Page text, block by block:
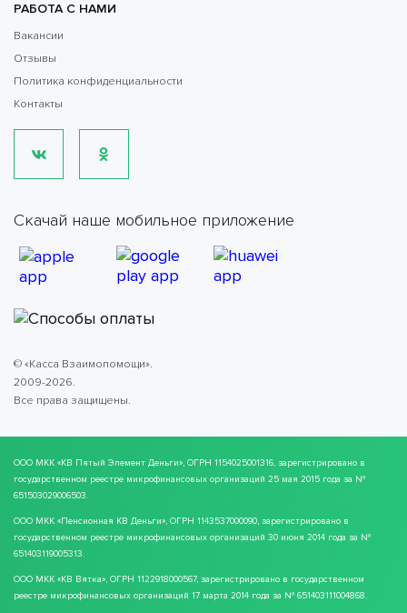
РАБОТА С НАМИ
Вакансии
Отзывы
Политика конфиденциальности
Контакты
Скачай наше мобильное приложение
© «Касса Взаимопомощи».
2009-2026.
Все права защищены.
ООО МКК «КВ Пятый Элемент Деньги», ОГРН 1154025001316, зарегистрировано в
государственном реестре микрофинансовых организаций 25 мая 2015 года за №
651503029006503.
ООО МКК «Пенсионная КВ Деньги», ОГРН 1143537000090, зарегистрировано в
государственном реестре микрофинансовых организаций 30 июня 2014 года за №
651403119005313.
ООО МКК «КВ Вятка», ОГРН 1122918000567, зарегистрировано в государственном
реестре микрофинансовых организаций 17 марта 2014 года за № 651403111004868.